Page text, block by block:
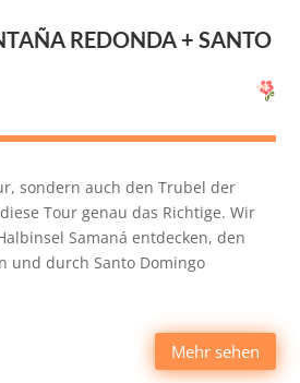
ÑA REDONDA + SANTO
sondern auch den Trubel der
Tour genau das Richtige. Wir
Samaná entdecken, den
und durch Santo Domingo
Mehr sehen